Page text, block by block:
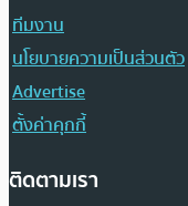
ทีมงาน
นโยบายความเป็นส่วนตัว
Advertise
ตั้งค่าคุกกี้
ติดตามเรา